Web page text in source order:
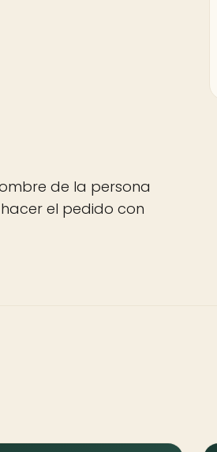
de la persona
el pedido con